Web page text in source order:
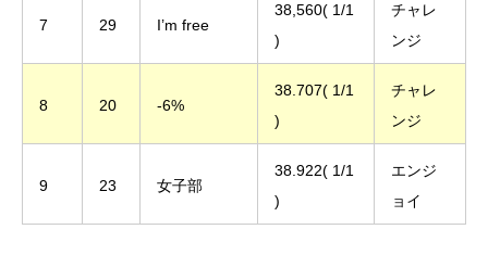
7 29 I’m free
38,560( 1/1
)
チャレ
ンジ
8 20 -6%
38.707( 1/1
)
チャレ
ンジ
9 23 女子部
38.922( 1/1
)
エンジ
ョイ